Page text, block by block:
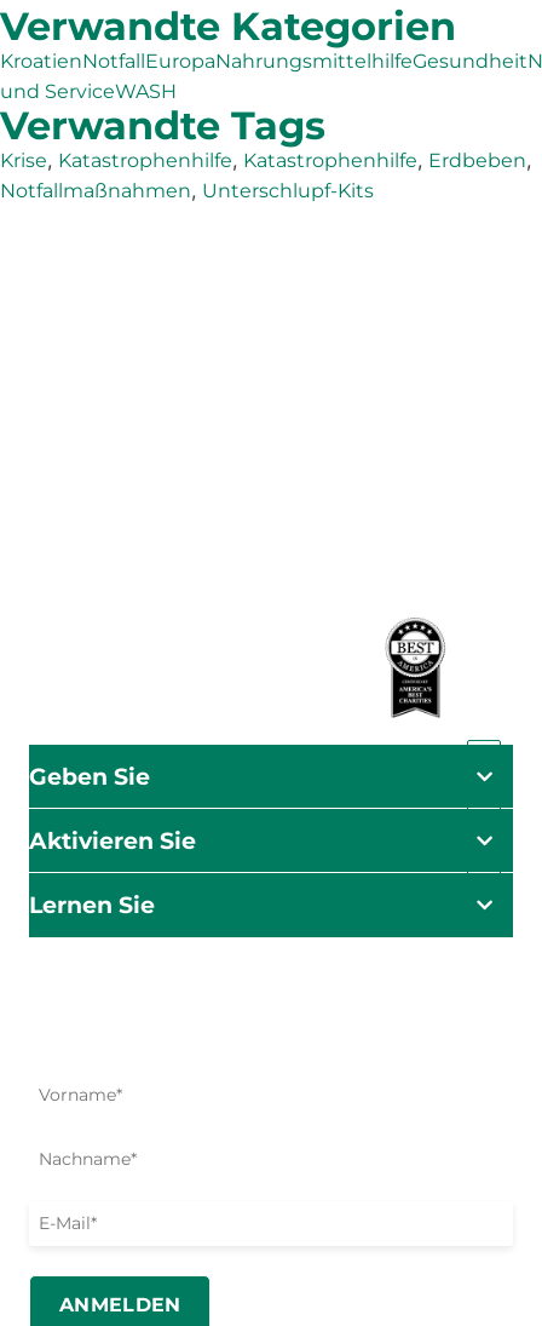
Verwandte Kategorien
KroatienNotfallEuropaNahrungsmittelhilfeGesundheit
und ServiceWASH
Verwandte Tags
Krise, Katastrophenhilfe, Katastrophenhilfe, Erdbeben,
Notfallmaßnahmen, Unterschlupf-Kits
Geben Sie
Aktivieren Sie
Lernen Sie